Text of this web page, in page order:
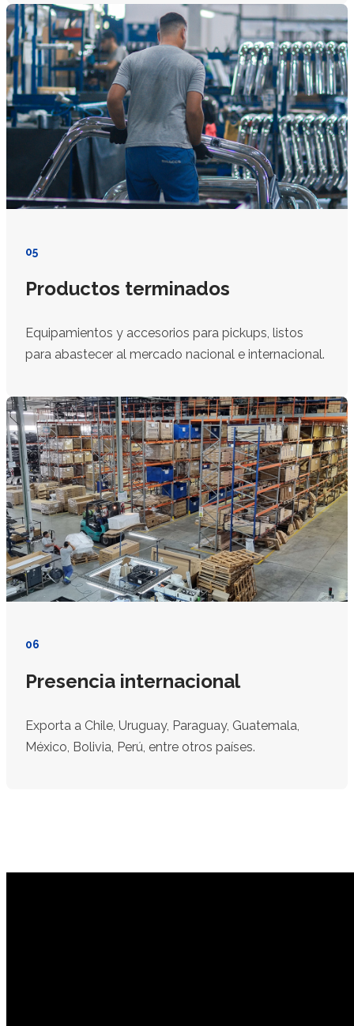
05
Productos terminados
Equipamientos y accesorios para pickups, listos
para abastecer al mercado nacional e internacional.
06
Presencia internacional
Exporta a Chile, Uruguay, Paraguay, Guatemala,
México, Bolivia, Perú, entre otros países.